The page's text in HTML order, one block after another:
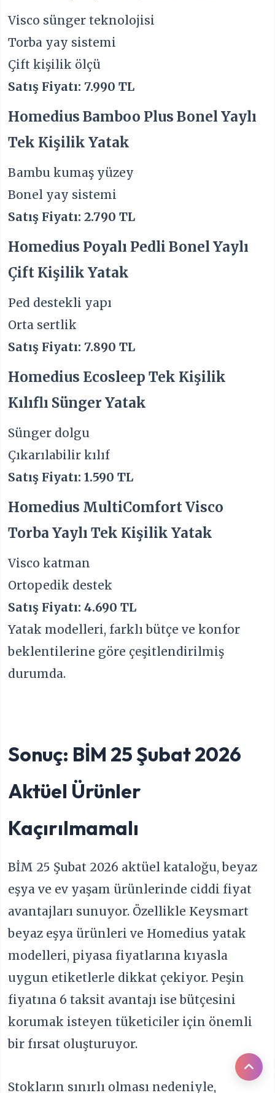
Visco sünger teknolojisi
Torba yay sistemi
Çift kişilik ölçü
Satış Fiyatı: 7.990 TL
Homedius Bamboo Plus Bonel Yaylı
Tek Kişilik Yatak
Bambu kumaş yüzey
Bonel yay sistemi
Satış Fiyatı: 2.790 TL
Homedius Poyalı Pedli Bonel Yaylı
Çift Kişilik Yatak
Ped destekli yapı
Orta sertlik
Satış Fiyatı: 7.890 TL
Homedius Ecosleep Tek Kişilik
Kılıflı Sünger Yatak
Sünger dolgu
Çıkarılabilir kılıf
Satış Fiyatı: 1.590 TL
Homedius MultiComfort Visco
Torba Yaylı Tek Kişilik Yatak
Visco katman
Ortopedik destek
Satış Fiyatı: 4.690 TL
Yatak modelleri, farklı bütçe ve konfor
beklentilerine göre çeşitlendirilmiş
durumda.
Sonuç: BİM 25 Şubat 2026
Aktüel Ürünler
Kaçırılmamalı
BİM 25 Şubat 2026 aktüel kataloğu, beyaz
eşya ve ev yaşam ürünlerinde ciddi fiyat
avantajları sunuyor. Özellikle Keysmart
beyaz eşya ürünleri ve Homedius yatak
modelleri, piyasa fiyatlarına kıyasla
uygun etiketlerle dikkat çekiyor. Peşin
fiyatına 6 taksit avantajı ise bütçesini
korumak isteyen tüketiciler için önemli
bir fırsat oluşturuyor.
Stokların sınırlı olması nedeniyle,